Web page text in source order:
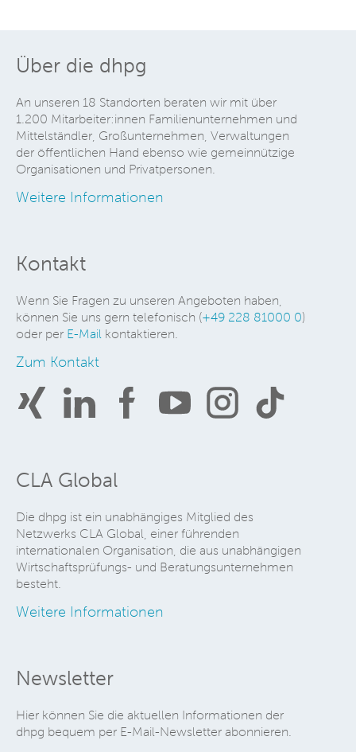
Über die dhpg
An unseren 18 Standorten beraten wir mit über
1.200 Mitarbeiter:innen Familienunternehmen und
Mittelständler, Großunternehmen, Verwaltungen
der öffentlichen Hand ebenso wie gemeinnützige
Organisationen und Privatpersonen.
Weitere Informationen
Kontakt
Wenn Sie Fragen zu unseren Angeboten haben,
können Sie uns gern telefonisch (+49 228 81000 0)
oder per E-Mail kontaktieren.
Zum Kontakt
CLA Global
Die dhpg ist ein unabhängiges Mitglied des
Netzwerks CLA Global, einer führenden
internationalen Organisation, die aus unabhängigen
Wirtschaftsprüfungs- und Beratungsunternehmen
besteht.
Weitere Informationen
Newsletter
Hier können Sie die aktuellen Informationen der
dhpg bequem per E-Mail-Newsletter abonnieren.